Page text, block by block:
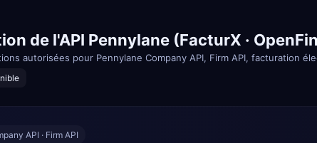
de l'API Pennylane (FacturX ·
autorisées pour Pennylane Company API, Firm API, facturation
API · Firm API